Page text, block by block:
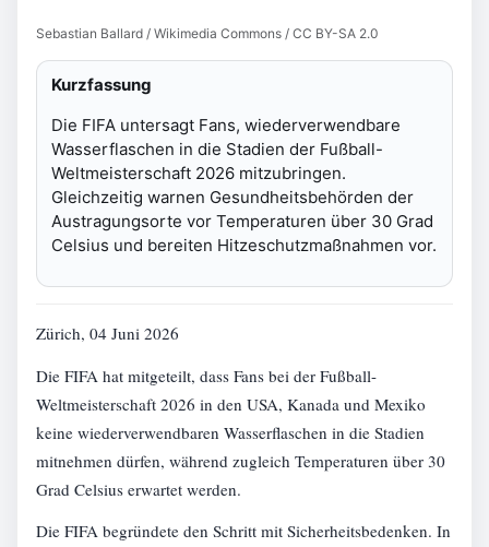
Sebastian Ballard / Wikimedia Commons / CC BY-SA 2.0
Kurzfassung
Die FIFA untersagt Fans, wiederverwendbare
Wasserflaschen in die Stadien der Fußball-
Weltmeisterschaft 2026 mitzubringen.
Gleichzeitig warnen Gesundheitsbehörden der
Austragungsorte vor Temperaturen über 30 Grad
Celsius und bereiten Hitzeschutzmaßnahmen vor.
Zürich, 04 Juni 2026
Die FIFA hat mitgeteilt, dass Fans bei der Fußball-
Weltmeisterschaft 2026 in den USA, Kanada und Mexiko
keine wiederverwendbaren Wasserflaschen in die Stadien
mitnehmen dürfen, während zugleich Temperaturen über 30
Grad Celsius erwartet werden.
Die FIFA begründete den Schritt mit Sicherheitsbedenken. In